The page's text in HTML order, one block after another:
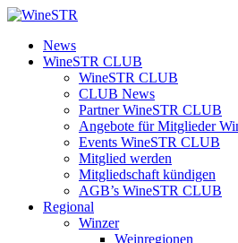
Zum
springen
WineSTR
News
WineSTR CLUB
WineSTR CLUB
CLUB News
Partner WineSTR CLUB
Angebote für Mitglieder
Events WineSTR CLUB
Mitglied werden
Mitgliedschaft kündigen
AGB’s WineSTR CLUB
Regional
Winzer
Weinregionen